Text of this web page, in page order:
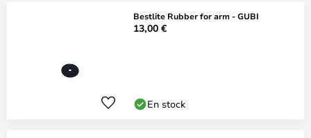
Bestlite Rubber for arm - GUBI
13,00 €
En stock